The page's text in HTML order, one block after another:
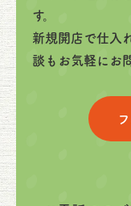
す。
新規開店で仕入
談もお気軽にお